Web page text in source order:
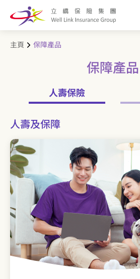
主頁 保障產品
保障產品
人壽保險
人壽及保障